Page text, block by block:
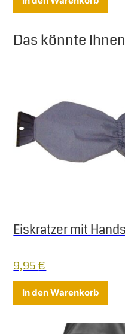
Das könnte
Eiskratzer mit
9,95€
In den Warenkorb